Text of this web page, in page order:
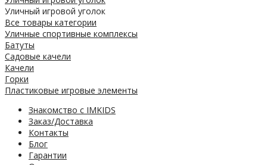
Уличный игровой уголок
Все товары категории
Уличные спортивные комплексы
Батуты
Садовые качели
Качели
Горки
Пластиковые игровые элементы
Знакомство с IMKIDS
Заказ/Доставка
Контакты
Блог
Гарантии